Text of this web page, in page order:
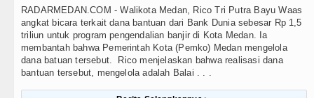
RADARMEDAN.COM - Walikota Medan, Rico Tri Putra Bayu Waas
angkat bicara terkait dana bantuan dari Bank Dunia sebesar Rp 1,5
triliun untuk program pengendalian banjir di Kota Medan. Ia
membantah bahwa Pemerintah Kota (Pemko) Medan mengelola
dana batuan tersebut. Rico menjelaskan bahwa realisasi dana
bantuan tersebut, mengelola adalah Balai . . .